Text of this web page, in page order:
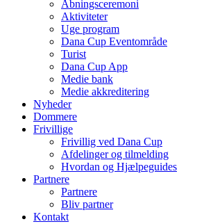
Åbningsceremoni
Aktiviteter
Uge program
Dana Cup Eventområde
Turist
Dana Cup App
Medie bank
Medie akkreditering
Nyheder
Dommere
Frivillige
Frivillig ved Dana Cup
Afdelinger og tilmelding
Hvordan og Hjælpeguides
Partnere
Partnere
Bliv partner
Kontakt